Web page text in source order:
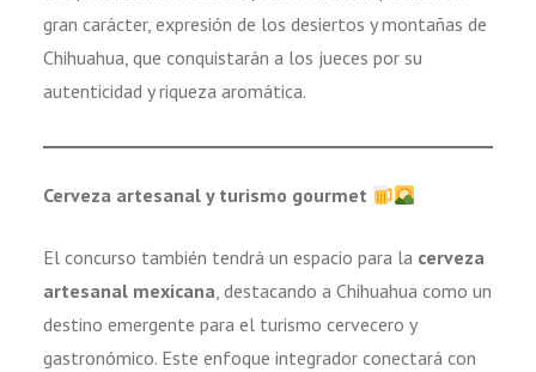
gran carácter, expresión de los desiertos y montañas de
Chihuahua, que conquistarán a los jueces por su
autenticidad y riqueza aromática.
Cerveza artesanal y turismo gourmet
El concurso también tendrá un espacio para la cerveza
artesanal mexicana, destacando a Chihuahua como un
destino emergente para el turismo cervecero y
gastronómico. Este enfoque integrador conectará con